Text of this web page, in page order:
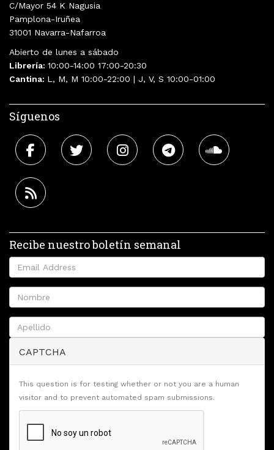
C/Mayor 54 K Nagusia
Pamplona-Iruñea
31001 Navarra-Nafarroa
Abierto de lunes a sábado
Librería: 10:00-14:00 17:00-20:30
Cantina: L, M, M 10:00-22:00 | J, V, S 10:00-01:00
Síguenos
Recibe nuestro boletín semanal
CAPTCHA
This question is for testing whether or not you are a human
visitor and to prevent automated spam submissions.